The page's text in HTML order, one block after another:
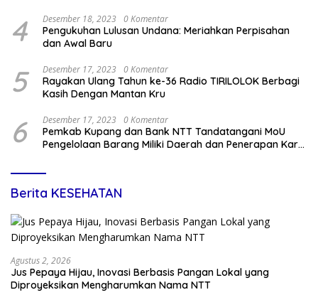
4 Desember 18, 2023 0 Komentar
Pengukuhan Lulusan Undana: Meriahkan Perpisahan
dan Awal Baru
5 Desember 17, 2023 0 Komentar
Rayakan Ulang Tahun ke-36 Radio TIRILOLOK Berbagi
Kasih Dengan Mantan Kru
6 Desember 17, 2023 0 Komentar
Pemkab Kupang dan Bank NTT Tandatangani MoU
Pengelolaan Barang Miliki Daerah dan Penerapan Kartu
Berita KESEHATAN
Agustus 2, 2026
Jus Pepaya Hijau, Inovasi Berbasis Pangan Lokal yang
Diproyeksikan Mengharumkan Nama NTT